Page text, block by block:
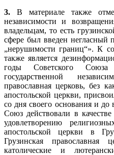
3. В материале также
независимости и
владельцам, то есть
сфере был введен
„нерушимости границ“». К
также является
годы Советского Союза
государственной
православная церковь, без
апостольской церкви,
со дня своего основания и
Союз действовали в
удовлетворению
апостольской церкви в
Грузинская
католические и